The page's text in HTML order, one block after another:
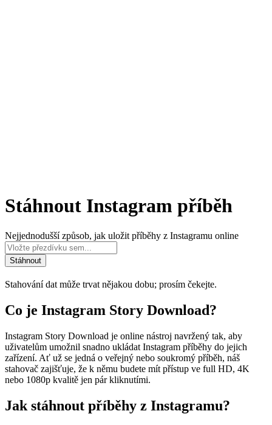
Stáhnout Instagram příběh
Nejjednodušší způsob, jak uložit příběhy z Instagramu online
Stáhnout
Stahování dat může trvat nějakou dobu; prosím čekejte.
Co je Instagram Story Download?
Instagram Story Download je online nástroj navržený tak, aby
uživatelům umožnil snadno ukládat Instagram příběhy do jejich
zařízení. Ať už se jedná o veřejný nebo soukromý příběh, náš
stahovač zajišťuje, že k němu budete mít přístup ve full HD, 4K
nebo 1080p kvalitě jen pár kliknutími.
Jak stáhnout příběhy z Instagramu?